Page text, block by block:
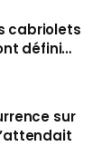
cabriolets
défini
sur